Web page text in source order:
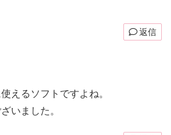
返信
えるソフトですよね。
いました。